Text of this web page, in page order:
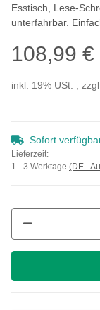
Esstisch, Lese-
unterfahrbar.
108,99 €
inkl. 19% USt. , zzgl.
Sofort
Lieferzeit:
1 - 3 Werktage (DE -